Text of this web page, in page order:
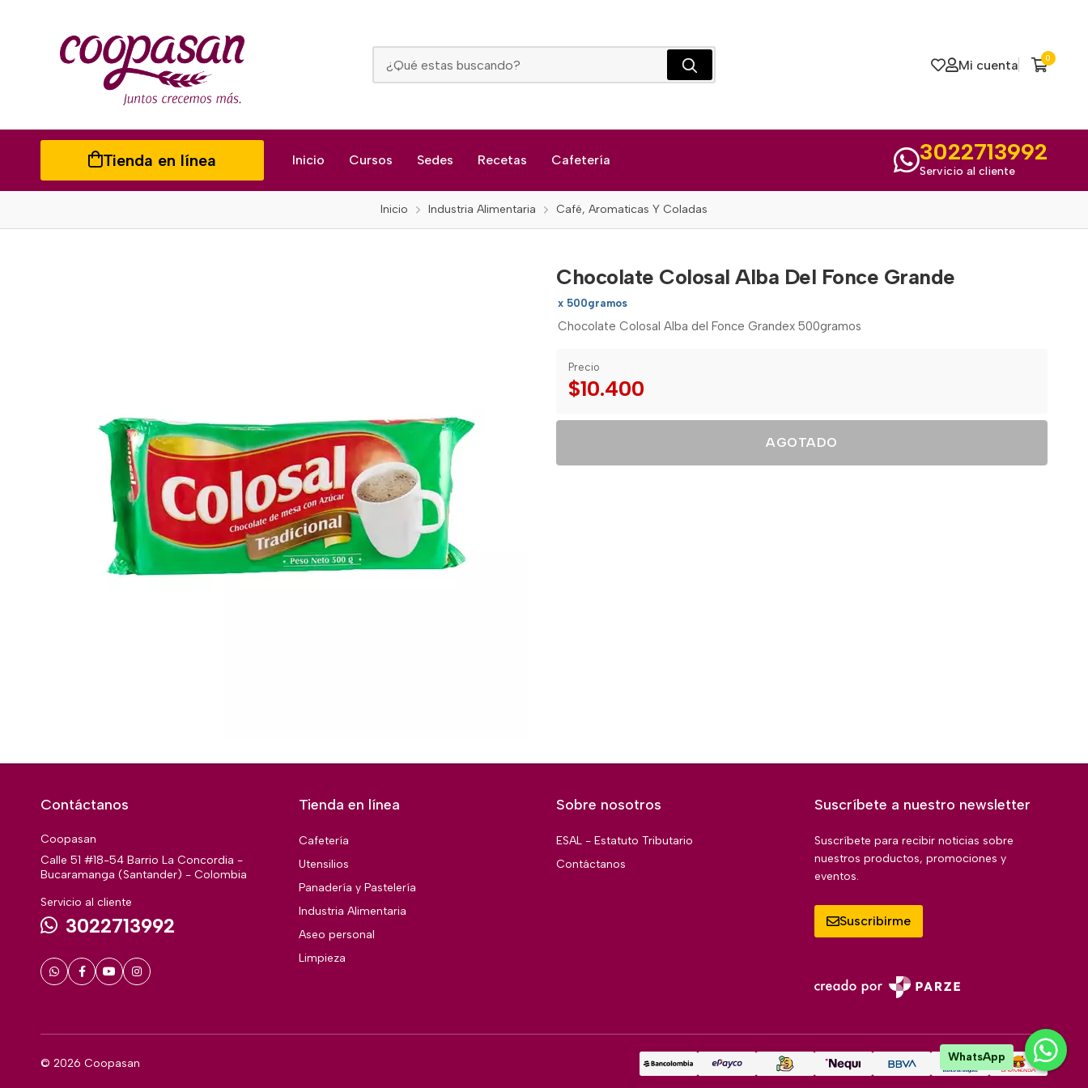
Mi cuenta 0
Tienda en línea Inicio Cursos Sedes Recetas Cafetería 3022713992
Servicio al cliente
Inicio Industria Alimentaria Café, Aromaticas Y Coladas
Chocolate Colosal Alba Del Fonce Grande
x 500gramos
Chocolate Colosal Alba del Fonce Grandex 500gramos
Precio
$10.400
AGOTADO
Contáctanos
Coopasan
Calle 51 #18-54 Barrio La Concordia -
Bucaramanga (Santander) - Colombia
Servicio al cliente
3022713992
Tienda en línea
Cafetería
Utensilios
Panadería y Pastelería
Industria Alimentaria
Aseo personal
Limpieza
Sobre nosotros
ESAL - Estatuto Tributario
Contáctanos
Suscríbete a nuestro newsletter
Suscríbete para recibir noticias sobre
nuestros productos, promociones y
eventos.
Suscribirme
© 2026 Coopasan WhatsApp